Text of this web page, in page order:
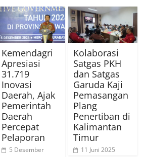
Kemendagri
Apresiasi
31.719
Inovasi
Daerah, Ajak
Pemerintah
Daerah
Percepat
Pelaporan
5 Desember
Kolaborasi
Satgas PKH
dan Satgas
Garuda Kaji
Pemasangan
Plang
Penertiban di
Kalimantan
Timur
11 Juni 2025